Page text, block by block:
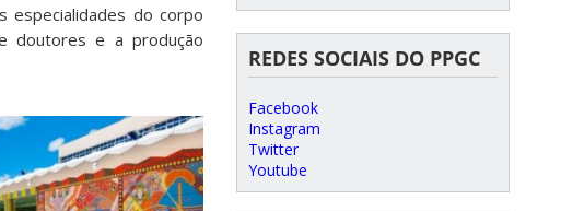
especialidades do corpo
doutores e a produção
REDES SOCIAIS DO PPGC
Facebook
Instagram
Twitter
Youtube